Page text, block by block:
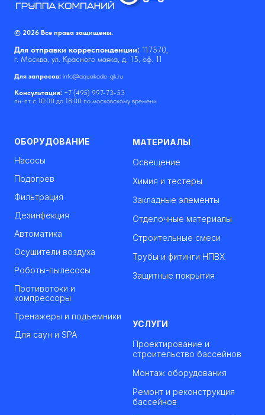
© 2026 Все права защищены.
Для отправки корреспонденции: 117570,
г. Москва, ул. Красного маяка, д. 15, оф. 11
Для запросов: info@aquakode-gk.ru
Консультация: +7 (495) 997-73-53
пн-пт с 10:00 до 18:00 по московскому времени
ОБОРУДОВАНИЕ
Насосы
Подогрев
Фильтрация
Дезинфекция
Автоматика
Осушители воздуха
Роботы-пылесосы
Противотоки и
компрессоры
Тренажеры и подъемники
Для саун и SPA
МАТЕРИАЛЫ
Освещение
Химия и тестеры
Закладные элементы
Отделочные материалы
Строительные смеси
Трубы и фитинги НПВХ
Защитные покрытия
УСЛУГИ
Проектирование и
строительство бассейнов
Монтаж оборудования
Ремонт и реконструкция
бассейнов